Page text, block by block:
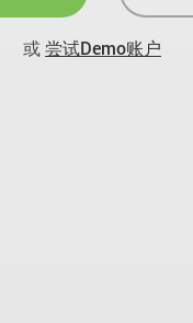
或尝试Demo账户